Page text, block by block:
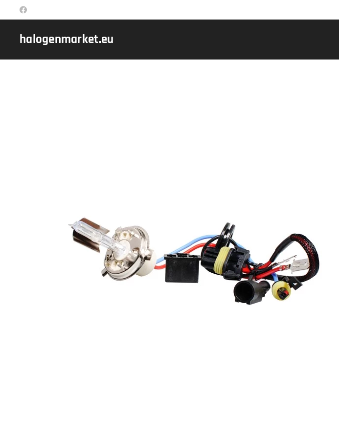
halogenmarket.eu